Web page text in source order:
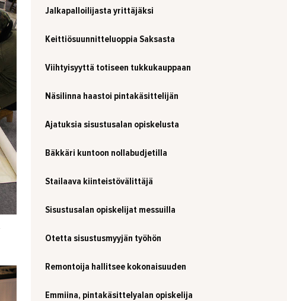
Jalkapalloilijasta yrittäjäksi
Keittiösuunnitteluoppia Saksasta
Viihtyisyyttä totiseen tukkukauppaan
Näsilinna haastoi pintakäsittelijän
Ajatuksia sisustusalan opiskelusta
Bäkkäri kuntoon nollabudjetilla
Stailaava kiinteistövälittäjä
Sisustusalan opiskelijat messuilla
Otetta sisustusmyyjän työhön
Remontoija hallitsee kokonaisuuden
Emmiina, pintakäsittelyalan opiskelija